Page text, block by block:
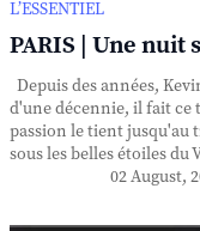
L’ESSENTIEL
PARIS | Une
Depuis des années,
d'une décennie, il fait ce
passion le tient jusqu'au
sous les belles étoiles du
02 August,